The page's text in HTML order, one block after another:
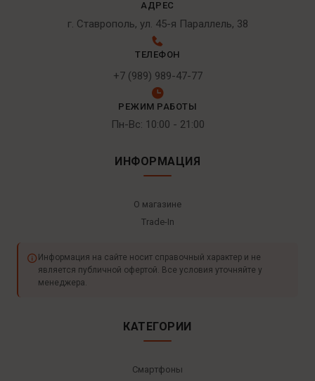
АДРЕС
г. Ставрополь, ул. 45-я Параллель, 38
ТЕЛЕФОН
+7 (989) 989-47-77
РЕЖИМ РАБОТЫ
Пн-Вс: 10:00 - 21:00
ИНФОРМАЦИЯ
О магазине
Trade-In
Информация на сайте носит справочный характер и не
является публичной офертой. Все условия уточняйте у
менеджера.
КАТЕГОРИИ
Смартфоны